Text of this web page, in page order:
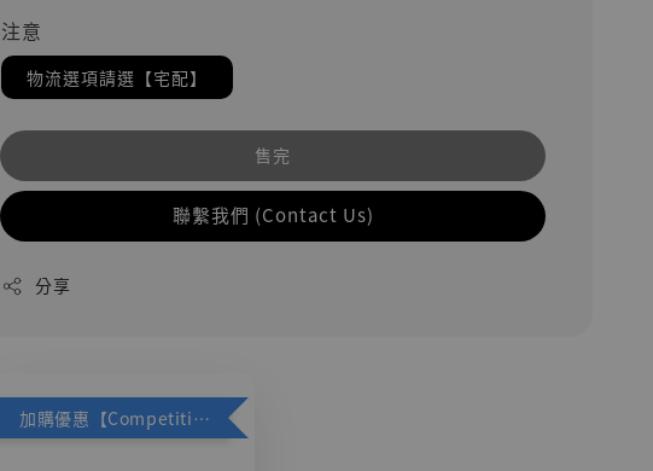
注意
物流選項請選【宅配】
售完
聯繫我們 (Contact Us)
分享
加購優惠【Competitive Toys 梅西 [CM001]】